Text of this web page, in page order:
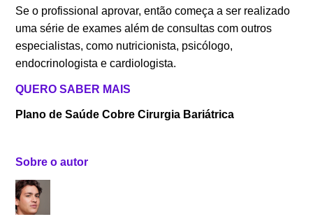
Se o profissional aprovar, então começa a ser realizado
uma série de exames além de consultas com outros
especialistas, como nutricionista, psicólogo,
endocrinologista e cardiologista.
QUERO SABER MAIS
Plano de Saúde Cobre Cirurgia Bariátrica
Sobre o autor